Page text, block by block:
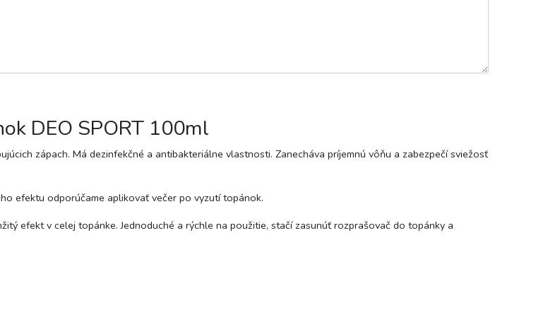
DEO SPORT 100ml
zápach. Má dezinfekčné a antibakteriálne vlastnosti. Zanecháva príjemnú vôňu a zabezpečí sviežosť
efektu odporúčame aplikovať večer po vyzutí topánok.
efekt v celej topánke. Jednoduché a rýchle na použitie, stačí zasunúť rozprašovač do topánky a